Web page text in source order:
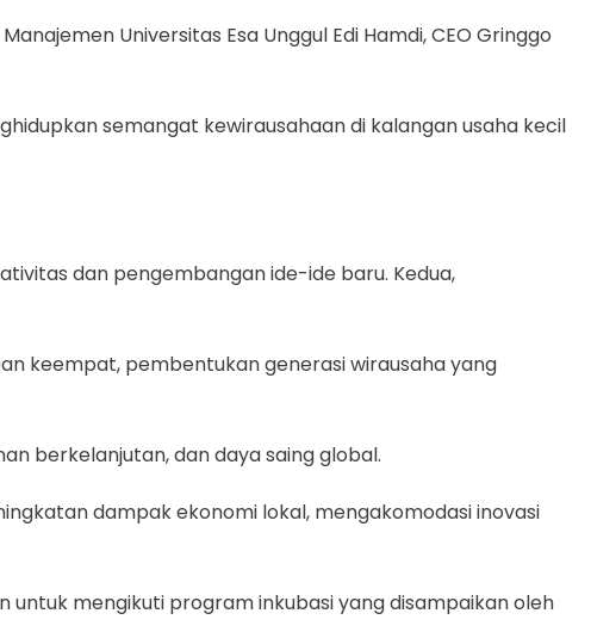
Universitas Esa Unggul Edi Hamdi, CEO Gringgo
semangat kewirausahaan di kalangan usaha kecil
dan pengembangan ide-ide baru. Kedua,
keempat, pembentukan generasi wirausaha yang
berkelanjutan, dan daya saing global.
dampak ekonomi lokal, mengakomodasi inovasi
mengikuti program inkubasi yang disampaikan oleh